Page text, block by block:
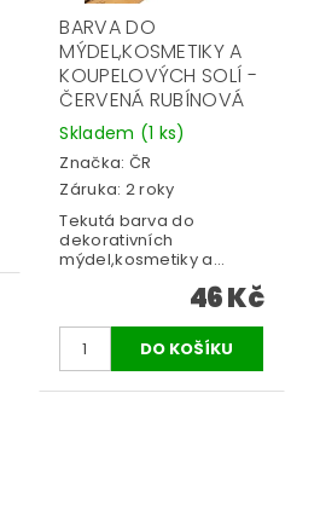
BARVA DO
MÝDEL,KOSMETIKY A
KOUPELOVÝCH SOLÍ -
ČERVENÁ RUBÍNOVÁ
Skladem (1 ks)
Značka: ČR
Záruka: 2 roky
Tekutá barva do
dekorativních
mýdel,kosmetiky a...
46 Kč